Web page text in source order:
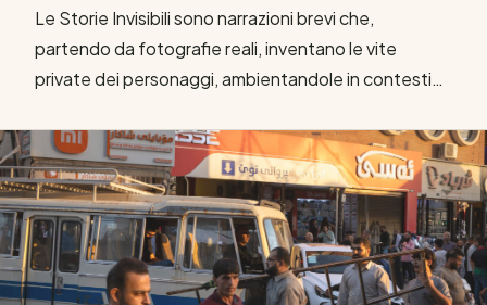
Le Storie Invisibili sono narrazioni brevi che,
partendo da fotografie reali, inventano le vite
private dei personaggi, ambientandole in contesti…